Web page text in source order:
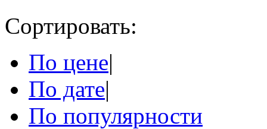
Сортировать:
По цене|
По дате|
По популярности